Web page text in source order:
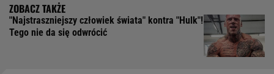
"Najstraszniejszy człowiek świata" kontra "Hulk"!
Tego nie da się odwrócić